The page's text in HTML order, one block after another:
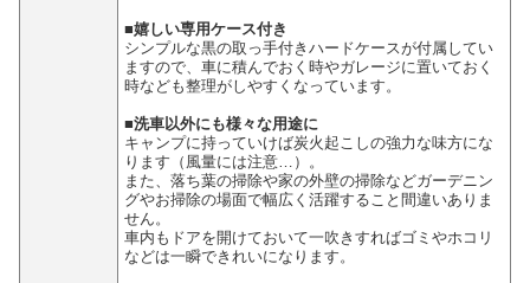
■嬉しい専用ケース付き
シンプルな黒の取っ手付きハードケースが付属してい
ますので、車に積んでおく時やガレージに置いておく
時なども整理がしやすくなっています。
■洗車以外にも様々な用途に
キャンプに持っていけば炭火起こしの強力な味方にな
ります（風量には注意…）。
また、落ち葉の掃除や家の外壁の掃除などガーデニン
グやお掃除の場面で幅広く活躍すること間違いありま
せん。
車内もドアを開けておいて一吹きすればゴミやホコリ
などは一瞬できれいになります。